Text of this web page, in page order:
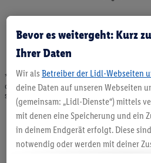
* Angebote solange Vorrat. Abgabe nur in
ohne Dekoration. Die hier beworbenen
sind nicht alle dauerhaft im Sortiment.
Bevor es weitergeht: Kurz
Ihrer Daten
Wir als Betreiber der Lidl-Webseiten
deine Daten auf unseren Webseiten
(gemeinsam: „Lidl-Dienste“) mittels
mit denen eine Speicherung und ein
in deinem Endgerät erfolgt. Diese
notwendig oder werden mit deiner